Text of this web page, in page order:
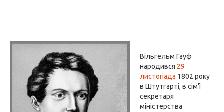
Вільгельм Гауф
народився 29
листопада 1802 року
в Штутгарті, в сім'ї
секретаря
міністерства